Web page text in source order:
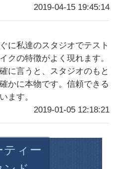
2019-04-15 19:45:14
に私達のスタジオでテスト
クの特徴がよく現れます。
に言うと、スタジオのもと
かに本物です。信頼できる
ます。
2019-01-05 12:18:21
ティー